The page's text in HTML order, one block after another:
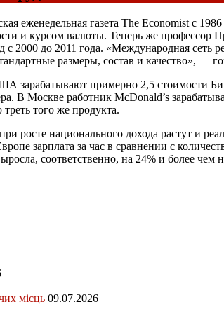
еженедельная газета The Economist с
и курсом валюты. Теперь же профессор
с 2000 до 2011 года. «Международная
размеры, состав и качество», —
зарабатывают примерно 2,5 стоимости
В Москве работник McDonald’s
того же продукта.
росте национального дохода растут и
зарплата за час в сравнении с
соответственно, на 24% и более чем
місць 09.07.2026